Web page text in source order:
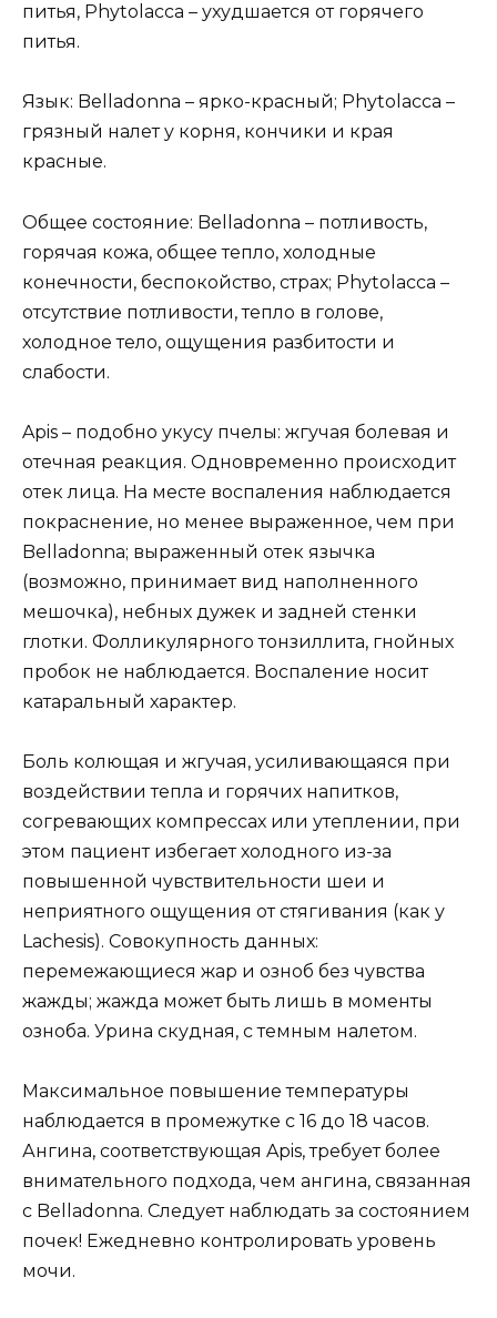
питья, Phytolacca – ухудшается от горячего
питья.
Язык: Belladonna – ярко-красный; Phytolacca –
грязный налет у корня, кончики и края
красные.
Общее состояние: Belladonna – потливость,
горячая кожа, общее тепло, холодные
конечности, беспокойство, страх; Phytolacca –
отсутствие потливости, тепло в голове,
холодное тело, ощущения разбитости и
слабости.
Apis – подобно укусу пчелы: жгучая болевая и
отечная реакция. Одновременно происходит
отек лица. На месте воспаления наблюдается
покраснение, но менее выраженное, чем при
Belladonna; выраженный отек язычка
(возможно, принимает вид наполненного
мешочка), небных дужек и задней стенки
глотки. Фолликулярного тонзиллита, гнойных
пробок не наблюдается. Воспаление носит
катаральный характер.
Боль колющая и жгучая, усиливающаяся при
воздействии тепла и горячих напитков,
согревающих компрессах или утеплении, при
этом пациент избегает холодного из-за
повышенной чувствительности шеи и
неприятного ощущения от стягивания (как у
Lachesis). Совокупность данных:
перемежающиеся жар и озноб без чувства
жажды; жажда может быть лишь в моменты
озноба. Урина скудная, с темным налетом.
Максимальное повышение температуры
наблюдается в промежутке с 16 до 18 часов.
Ангина, соответствующая Apis, требует более
внимательного подхода, чем ангина, связанная
с Belladonna. Следует наблюдать за состоянием
почек! Ежедневно контролировать уровень
мочи.